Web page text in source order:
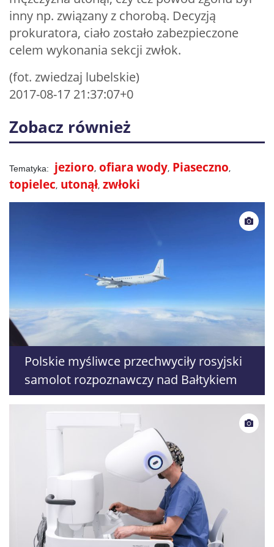
inny np. związany z chorobą. Decyzją
prokuratora, ciało zostało zabezpieczone
celem wykonania sekcji zwłok.
(fot. zwiedzaj lubelskie)
2017-08-17 21:37:07+0
Zobacz również
jezioro ofiara wody Piaseczno
topielec utonął zwłoki
Polskie myśliwce przechwyciły rosyjski
samolot rozpoznawczy nad Bałtykiem